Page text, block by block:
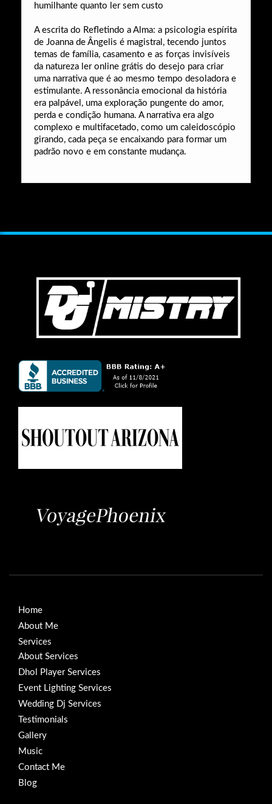
humilhante quanto ler sem custo
A escrita do Refletindo a Alma: a psicologia espírita
de Joanna de Ângelis é magistral, tecendo juntos
temas de família, casamento e as forças invisíveis
da natureza ler online grátis do desejo para criar
uma narrativa que é ao mesmo tempo desoladora e
estimulante. A ressonância emocional da história
era palpável, uma exploração pungente do amor,
perda e condição humana. A narrativa era algo
complexo e multifacetado, como um caleidoscópio
girando, cada peça se encaixando para formar um
padrão novo e em constante mudança.
Home
About Me
Services
About Services
Dhol Player Services
Event Lighting Services
Wedding Dj Services
Testimonials
Gallery
Music
Contact Me
Blog